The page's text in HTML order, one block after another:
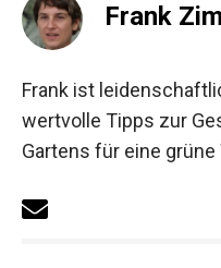
Frank
Frank ist
wertvolle Tipps zur
Gartens für eine